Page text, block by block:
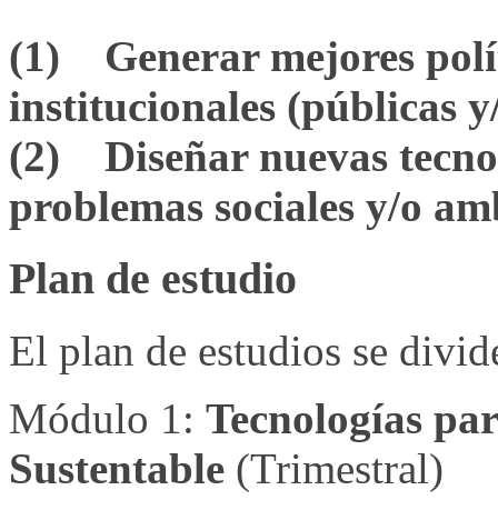
(1) Generar mejores
institucionales (públicas
(2) Diseñar nuevas
problemas sociales y/o
Plan de estudio
El plan de estudios se
Módulo 1: Tecnologías
Sustentable (Trimestral)